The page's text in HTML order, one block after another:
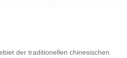
der traditionellen chinesischen